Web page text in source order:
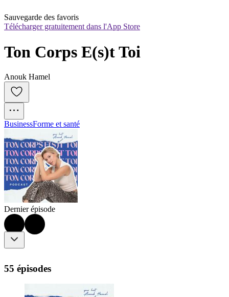
Sauvegarde des favoris
Télécharger gratuitement dans l'App Store
Ton Corps E(s)t Toi
Anouk Hamel
BusinessForme et santé
Dernier épisode
55 épisodes